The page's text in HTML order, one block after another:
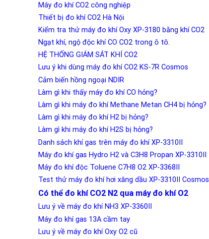
Máy đo khí CO2 công nghiệp
Thiết bị đo khí CO2 Hà Nội
Kiểm tra thử máy đo khí Oxy XP-3180 bằng khí CO2
Ngạt khí, ngộ độc khí CO CO2 trong ô tô.
HỆ THỐNG GIÁM SÁT KHÍ CO2
Lưu ý khi dùng máy đo khí CO2 KS-7R Cosmos
Cảm biến hồng ngoại NDIR
Làm gì khi thấy máy đo khí CO hỏng?
Làm gì khi máy đo khí Methane Metan CH4 bị hỏng?
Làm gì khi máy đo khí H2 bị hỏng?
Làm gì khi máy đo khí H2S bị hỏng?
Danh sách khí gas trên máy đo khí XP-3310II
Máy đo khí gas Hydro H2 và C3H8 Propan XP-3310II
Máy đo khí độc Toluene C7H8 O2 XP-3368II
Test thử máy đo khí hơi xăng dầu XP-3310II Cosmos
Có thể đo khí CO2 N2 qua máy đo khí O2
Lưu ý về máy đo khí NH3 XP-3360II
Máy đo khí gas 13A cầm tay
Lưu ý về máy đo khí Oxy O2 cũ